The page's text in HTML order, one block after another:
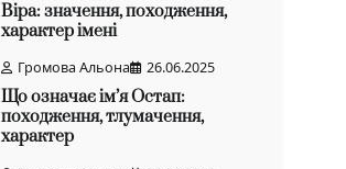
Віра: значення, походження,
характер імені
Громова Альона 26.06.2025
Що означає ім’я Остап:
походження, тлумачення,
характер